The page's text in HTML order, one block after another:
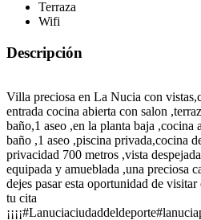
Terraza
Wifi
Descripción
Villa preciosa en La Nucia con
entrada cocina abierta con salon
baño,1 aseo ,en la planta baja ,cocina
baño ,1 aseo ,piscina privada,cocina
privacidad 700 metros ,vista
equipada y amueblada ,una preciosa
dejes pasar esta oportunidad de visitar
tu cita